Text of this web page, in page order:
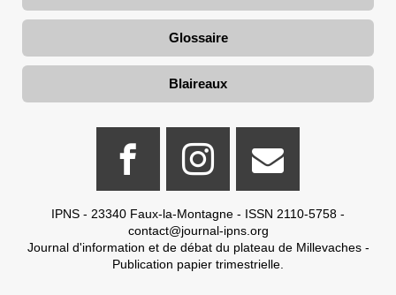
Glossaire
Blaireaux
IPNS - 23340 Faux-la-Montagne - ISSN 2110-5758 -
contact@journal-ipns.org
Journal d'information et de débat du plateau de Millevaches -
Publication papier trimestrielle.